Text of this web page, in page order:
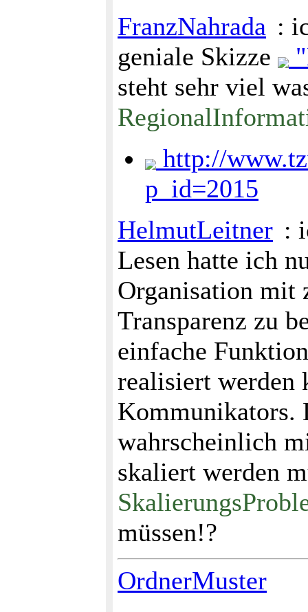
FranzNahrada :
geniale Skizze
steht sehr viel
http://
p_id=2015
HelmutLeitner :
Lesen hatte ich
Organisation mit
Transparenz zu
einfache
realisiert werden
Kommunikators.
wahrscheinlich
skaliert werden
müssen!?
OrdnerMuster